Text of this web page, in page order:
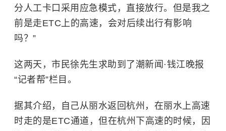
分人工卡口采用应急模式，直接放行。但是我之
前是走ETC上的高速，会对后续出行有影响
吗？”
这两天，市民徐先生求助到了潮新闻·钱江晚报
“记者帮”栏目。
据其介绍，自己从丽水返回杭州，在丽水上高速
时走的是ETC通道，但在杭州下高速的时候，因